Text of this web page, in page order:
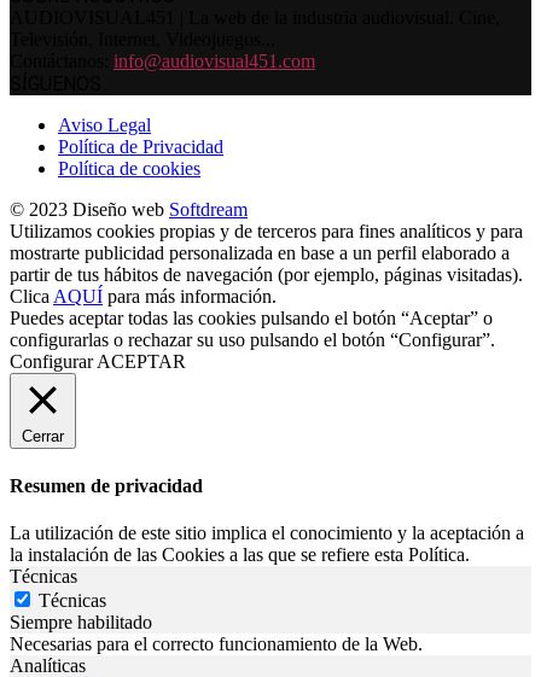
info@audiovisual451.com
Aviso Legal
Política de Privacidad
Política de cookies
© 2023 Diseño web Softdream
Utilizamos cookies propias y de terceros para fines analíticos y para
mostrarte publicidad personalizada en base a un perfil elaborado a
partir de tus hábitos de navegación (por ejemplo, páginas visitadas).
ClicaAQUÍ para más información.
Puedes aceptar todas las cookies pulsando el botón “Aceptar” o
configurarlas o rechazar su uso pulsando el botón “Configurar”.
ConfigurarACEPTAR
Cerrar
Resumen de privacidad
La utilización de este sitio implica el conocimiento y la aceptación a
la instalación de las Cookies a las que se refiere esta Política.
Técnicas
Técnicas
Siempre habilitado
Necesarias para el correcto funcionamiento de la Web.
Analíticas